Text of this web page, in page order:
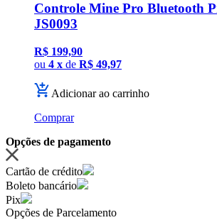
Controle Mine Pro Bluetooth
JS0093
R$ 199,90
ou 4 x de R$ 49,97
Adicionar ao carrinho
Comprar
Opções de pagamento
Cartão de crédito
Boleto bancário
Pix
Opções de Parcelamento